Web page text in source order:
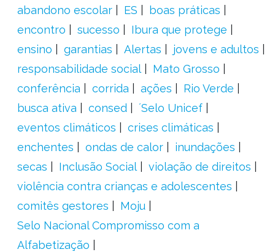
abandono escolar
ES
boas práticas
encontro
sucesso
Ibura que protege
ensino
garantias Alertas
jovens e adultos
responsabilidade social
Mato Grosso
conferência
corrida ações
Rio Verde
busca ativa
consed
´Selo Unicef
eventos climáticos
crises climáticas
enchentes
ondas de calor
inundações
secas
Inclusão Social
violação de direitos
violência contra crianças e adolescentes
comitês gestores
Moju
Selo Nacional Compromisso com a
Alfabetização